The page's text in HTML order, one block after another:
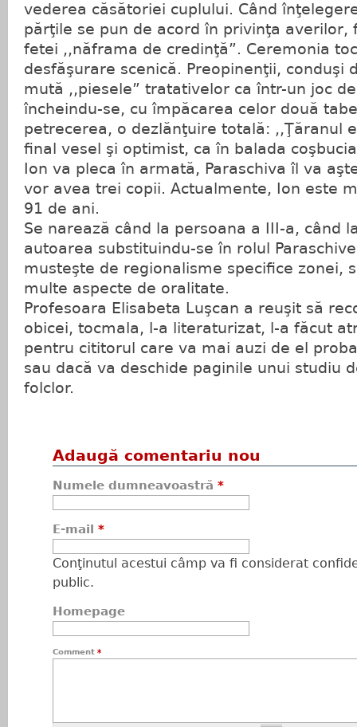
vederea căsătoriei cuplului. Când
părţile se pun de acord în privinţa averilor,
fetei ,,năframa de credinţă”. Ceremonia
desfăşurare scenică. Preopinenţii, conduşi
mută ,,piesele” tratativelor ca într-un joc
încheindu-se, cu împăcarea celor două
petrecerea, o dezlănţuire totală: ,,Ţăranul
final vesel şi optimist, ca în balada
Ion va pleca în armată, Paraschiva îl va
vor avea trei copii. Actualmente, Ion este
91 de ani.
Se narează când la persoana a III-a, când
autoarea substituindu-se în rolul
musteşte de regionalisme specifice zonei,
multe aspecte de oralitate.
Profesoara Elisabeta Luşcan a reuşit să
obicei, tocmala, l-a literaturizat, l-a făcut
pentru cititorul care va mai auzi de el
sau dacă va deschide paginile unui studiu
folclor.
Adaugă comentariu nou
Numele dumneavoastră *
E-mail *
Conţinutul acestui câmp va fi considerat
public.
Homepage
Comment *